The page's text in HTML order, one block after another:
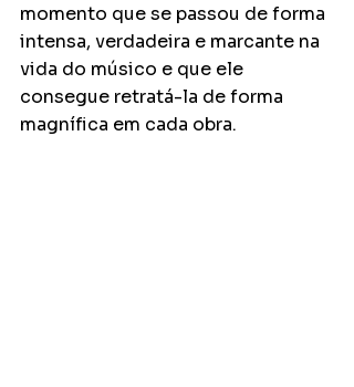
momento que se passou de forma
intensa, verdadeira e marcante na
vida do músico e que ele
consegue retratá-la de forma
magnífica em cada obra.